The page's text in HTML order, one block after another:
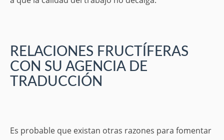
RELACIONES FRUCTÍFERAS
CON SU AGENCIA DE
TRADUCCIÓN
Es probable que existan otras razones para fomentar